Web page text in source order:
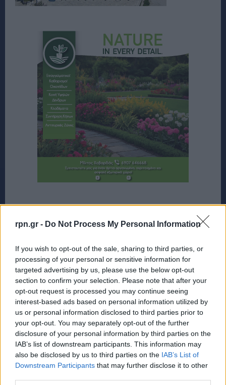
rpn.gr - Do Not Process My Personal Information
If you wish to opt-out of the sale, sharing to third parties, or
processing of your personal or sensitive information for
targeted advertising by us, please use the below opt-out
section to confirm your selection. Please note that after your
opt-out request is processed you may continue seeing
interest-based ads based on personal information utilized by
us or personal information disclosed to third parties prior to
your opt-out. You may separately opt-out of the further
disclosure of your personal information by third parties on the
IAB’s list of downstream participants. This information may
also be disclosed by us to third parties on the IAB’s List of
Downstream Participants that may further disclose it to other